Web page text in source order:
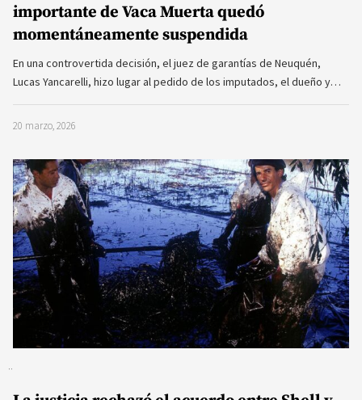
importante de Vaca Muerta quedó
momentáneamente suspendida
En una controvertida decisión, el juez de garantías de Neuquén,
Lucas Yancarelli, hizo lugar al pedido de los imputados, el dueño y…
20 marzo, 2026